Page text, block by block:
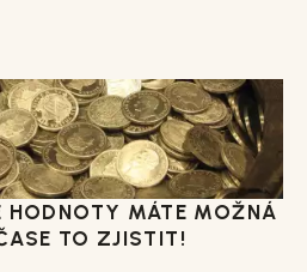
HODNOTY MÁTE MOŽNÁ
TO ZJISTIT!